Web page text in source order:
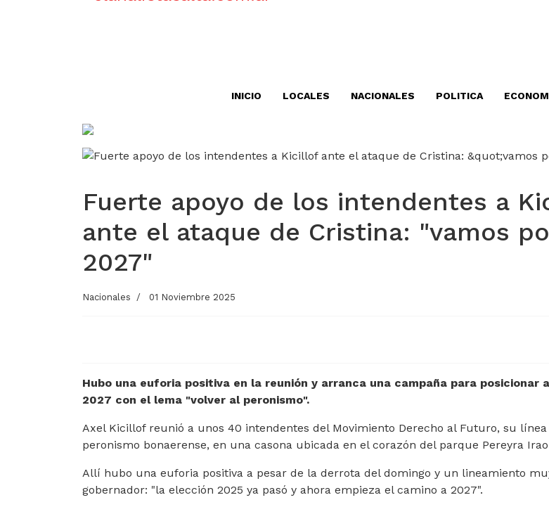
INICIO LOCALES NACIONALES POLITICA
Fuerte apoyo de los intendentes a
ante el ataque de Cristina: "vamos
2027"
Nacionales 01 Noviembre 2025
Hubo una euforia positiva en la reunión y arranca una campaña para posicionar
2027 con el lema "volver al peronismo".
Axel Kicillof reunió a unos 40 intendentes del Movimiento Derecho al Futuro, su
peronismo bonaerense, en una casona ubicada en el corazón del parque Pereyra
Allí hubo una euforia positiva a pesar de la derrota del domingo y un lineamiento
gobernador: "la elección 2025 ya pasó y ahora empieza el camino a 2027".